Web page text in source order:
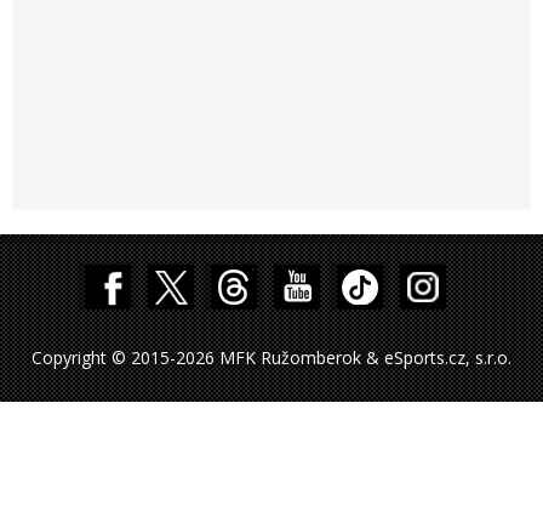
Copyright © 2015-2026 MFK Ružomberok & eSports.cz, s.r.o.